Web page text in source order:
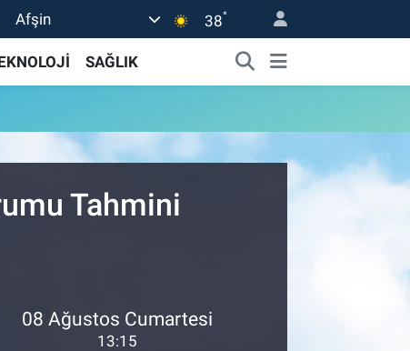
Afşin 38°
SAĞLIK
Tahmini
08 Ağustos Cumartesi
13:15